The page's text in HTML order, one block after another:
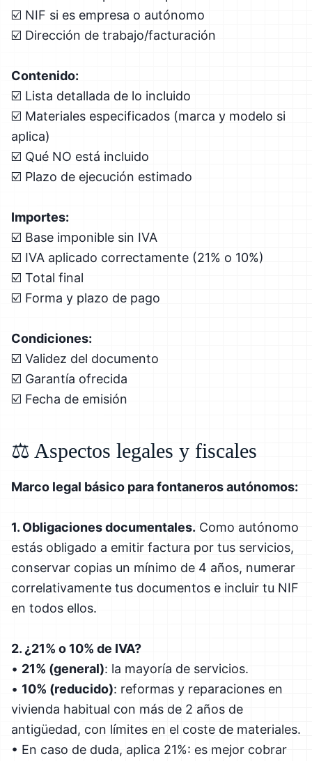
☑️ NIF si es empresa o autónomo
☑️ Dirección de trabajo/facturación
Contenido:
☑️ Lista detallada de lo incluido
☑️ Materiales especificados (marca y modelo si
aplica)
☑️ Qué NO está incluido
☑️ Plazo de ejecución estimado
Importes:
☑️ Base imponible sin IVA
☑️ IVA aplicado correctamente (21% o 10%)
☑️ Total final
☑️ Forma y plazo de pago
Condiciones:
☑️ Validez del documento
☑️ Garantía ofrecida
☑️ Fecha de emisión
⚖️ Aspectos legales y fiscales
Marco legal básico para fontaneros autónomos:
1. Obligaciones documentales. Como autónomo
estás obligado a emitir factura por tus servicios,
conservar copias un mínimo de 4 años, numerar
correlativamente tus documentos e incluir tu NIF
en todos ellos.
2. ¿21% o 10% de IVA?
• 21% (general): la mayoría de servicios.
• 10% (reducido): reformas y reparaciones en
vivienda habitual con más de 2 años de
antigüedad, con límites en el coste de materiales.
• En caso de duda, aplica 21%: es mejor cobrar